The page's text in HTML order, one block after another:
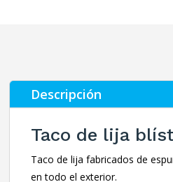
Descripción
Taco de lija
Taco de lija fabricados de
en todo el exterior.